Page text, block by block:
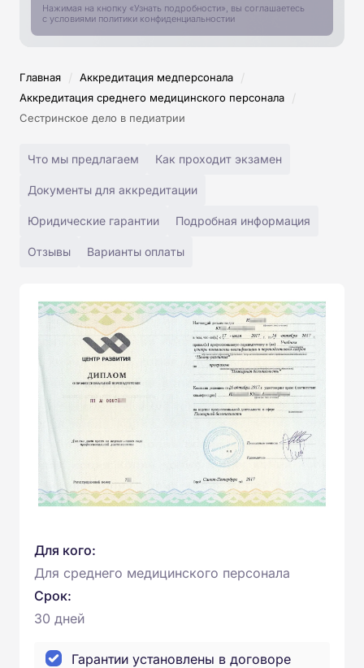
Нажимая на кнопку «Узнать подробности», вы соглашаетесь
с условиями политики конфиденциальностии
Главная / Аккредитация медперсонала /
Аккредитация среднего медицинского персонала /
Сестринское дело в педиатрии
Что мы предлагаем Как проходит экзамен
Документы для аккредитации
Юридические гарантии Подробная информация
Отзывы Варианты оплаты
Для кого:
Для среднего медицинского персонала
Срок:
30 дней
Гарантии установлены в договоре